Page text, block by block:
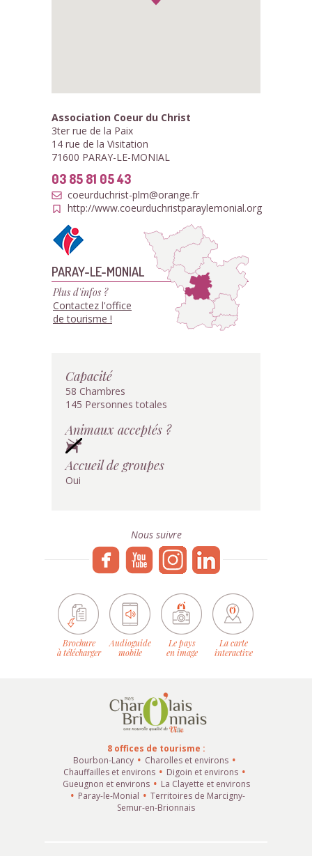
Association Coeur du Christ
3ter rue de la Paix
14 rue de la Visitation
71600 PARAY-LE-MONIAL
03 85 81 05 43
coeurduchrist-plm@orange.fr
http://www.coeurduchristparaylemonial.org
PARAY-LE-MONIAL
Plus d'infos ?
Contactez l'office
de tourisme !
Capacité
58 Chambres
145 Personnes totales
Animaux acceptés ?
Accueil de groupes
Oui
Nous suivre
Brochure
à télécharger
Audioguide
mobile
Le pays
en image
La carte
interactive
8 offices de tourisme :
Bourbon-Lancy
Charolles et environs
Chauffailles et environs
Digoin et environs
Gueugnon et environs
La Clayette et environs
Paray-le-Monial
Territoires de Marcigny-
Semur-en-Brionnais